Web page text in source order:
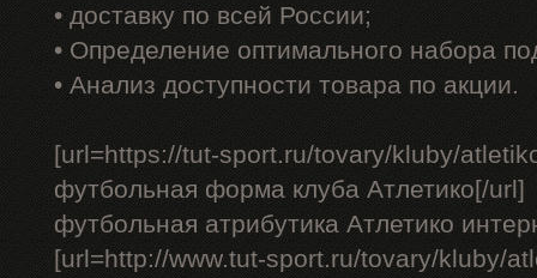
• доставку по всей России;
• Определение оптимального набора
• Анализ доступности товара по акции.
[url=https://tut-sport.ru/tovary/kluby/
футбольная форма клуба Атлетико[/url]
футбольная атрибутика Атлетико
[url=http://www.tut-sport.ru/tovary/kluby/